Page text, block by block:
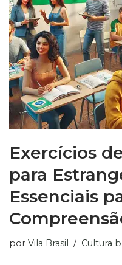
Exercícios
para
Essenciais
por Vila Brasil Cultura